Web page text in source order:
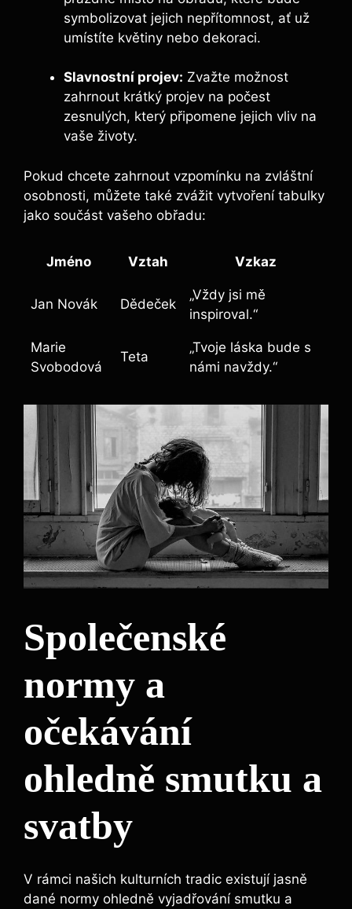
symbolizovat jejich nepřítomnost, ať už
umístíte květiny nebo dekoraci.
Slavnostní projev: Zvažte možnost
zahrnout krátký projev na počest
zesnulých, který připomene jejich vliv na
vaše životy.
Pokud chcete zahrnout vzpomínku na zvláštní
osobnosti, můžete také zvážit vytvoření tabulky
jako součást vašeho obřadu:
Jméno Vztah Vzkaz
Jan Novák Dědeček
„Vždy jsi mě
inspiroval.“
Marie
Svobodová
Teta
„Tvoje láska bude s
námi navždy.“
Společenské
normy a
očekávání
ohledně smutku a
svatby
V rámci našich kulturních tradic existují jasně
dané normy ohledně vyjadřování smutku a